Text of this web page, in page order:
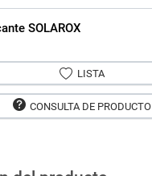
SOLAROX
LISTA
CONSULTA DE PRODUCTO